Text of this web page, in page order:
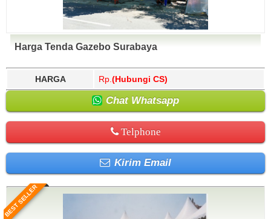
Harga Tenda Gazebo Surabaya
HARGA Rp. (Hubungi CS)
Chat Whatsapp
Telphone
Kirim Email
BEST SELLER